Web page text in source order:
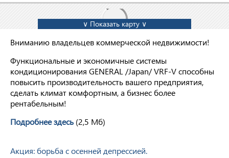
∨ Показать карту ∨
Вниманию владельцев коммерческой недвижимости!
Функциональные и экономичные системы
кондиционирования GENERAL /Japan/ VRF-V способны
повысить производительность вашего предприятия,
сделать климат комфортным, а бизнес более
рентабельным!
Подробнее здесь (2,5 Мб)
Акция: борьба с осенней депрессией.